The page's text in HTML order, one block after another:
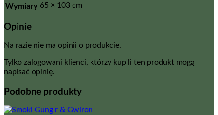
Wymiary 65 × 103 cm
Opinie
Na razie nie ma opinii o produkcie.
Tylko zalogowani klienci, którzy kupili ten produkt mogą
napisać opinię.
Podobne produkty